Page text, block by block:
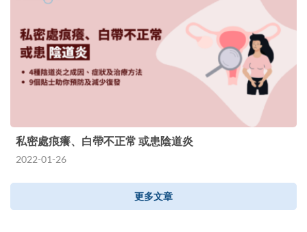
私密處痕癢、白帶不正常 或患陰道炎
2022-01-26
更多文章